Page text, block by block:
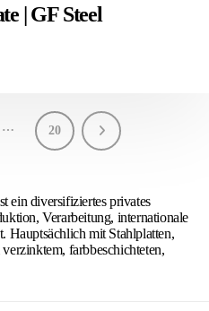
| GF Steel
… 20
ein diversifiziertes privates
Verarbeitung, internationale
Hauptsächlich mit Stahlplatten,
farbbeschichteten,